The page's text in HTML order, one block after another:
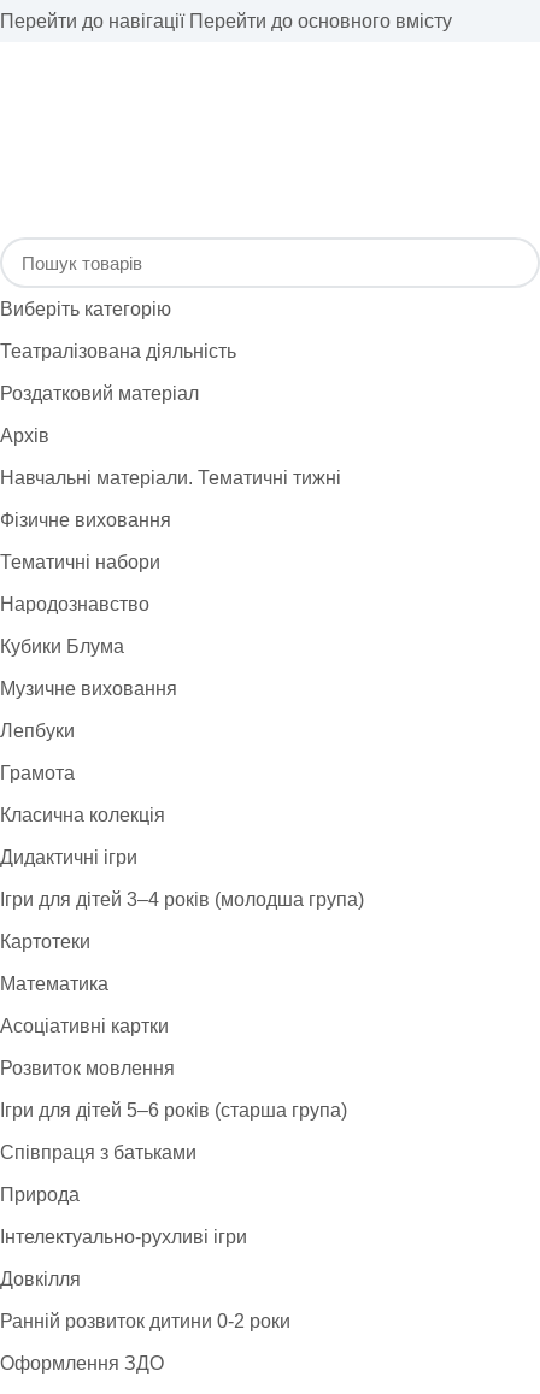
Перейти до навігації Перейти до основного вмісту
Виберіть категорію
Театралізована діяльність
Роздатковий матеріал
Архів
Навчальні матеріали. Тематичні тижні
Фізичне виховання
Тематичні набори
Народознавство
Кубики Блума
Музичне виховання
Лепбуки
Грамота
Класична колекція
Дидактичні ігри
Ігри для дітей 3–4 років (молодша група)
Картотеки
Математика
Асоціативні картки
Розвиток мовлення
Ігри для дітей 5–6 років (старша група)
Співпраця з батьками
Природа
Інтелектуально-рухливі ігри
Довкілля
Ранній розвиток дитини 0-2 роки
Оформлення ЗДО